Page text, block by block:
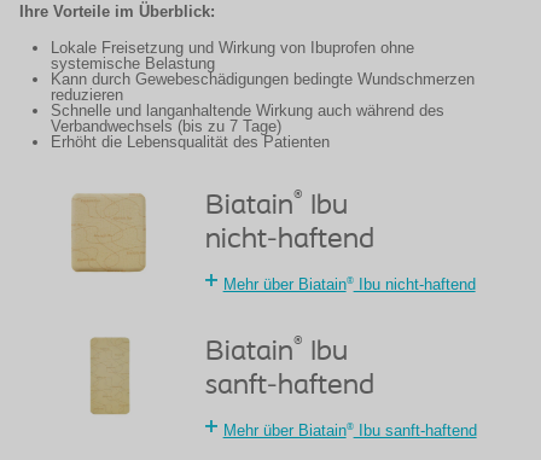
Ihre Vorteile im Überblick:
Lokale Freisetzung und Wirkung von Ibuprofen ohne
systemische Belastung
Kann durch Gewebeschädigungen bedingte Wundschmerzen
reduzieren
Schnelle und langanhaltende Wirkung auch während des
Verbandwechsels (bis zu 7 Tage)
Erhöht die Lebensqualität des Patienten
Biatain®
Ibu
nicht-haftend
Mehr über Biatain®Ibu nicht-haftend
Biatain® Ibu
sanft-haftend
Mehr über Biatain®Ibu sanft-haftend